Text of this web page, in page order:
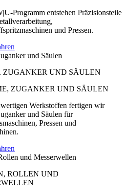
Programm entstehen Präzisionsteile
und Pressen.
und Säulen
ZUGANKER UND SÄULEN
Werkstoffen fertigen wir
und Säulen für
Pressen und
und Messerwellen
ROLLEN UND